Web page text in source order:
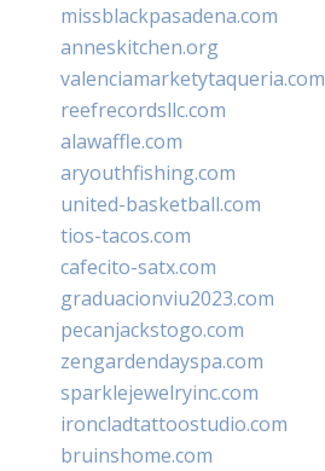
missblackpasadena.com
anneskitchen.org
valenciamarketytaqueria.com
reefrecordsllc.com
alawaffle.com
aryouthfishing.com
united-basketball.com
tios-tacos.com
cafecito-satx.com
graduacionviu2023.com
pecanjackstogo.com
zengardendayspa.com
sparklejewelryinc.com
ironcladtattoostudio.com
bruinshome.com